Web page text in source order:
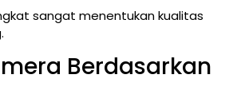
sangat menentukan kualitas
Berdasarkan